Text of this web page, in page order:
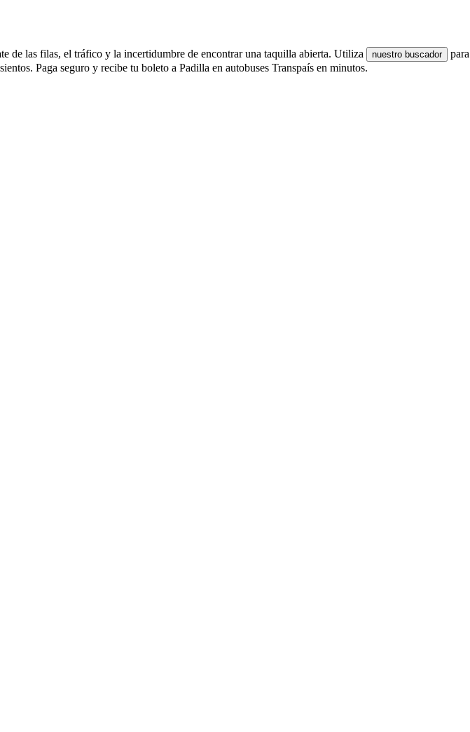
de las filas, el tráfico y la incertidumbre de encontrar una taquilla abierta. Utiliza nuestro buscador
para
Paga seguro y recibe tu boleto a Padilla en autobuses Transpaís en minutos.